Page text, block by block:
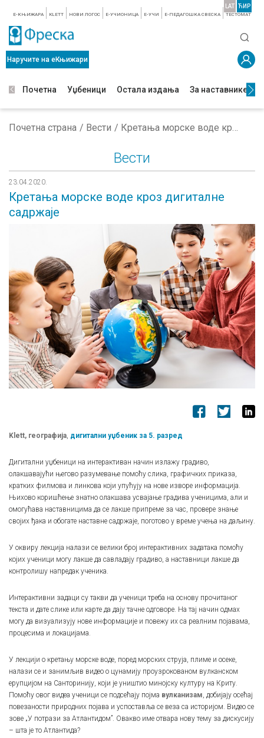
E-КЊИЖАРА KLETT НОВИ ЛОГОС E-УЧИОНИЦА E-УЧИ Е-ПЕДАГОШКА СВЕСКА TЕСТОМАТ
LAT ЋИР
Наручите на еКњижари
Почетна Уџбеници Остала издања За наставнике
Почетна страна Вести Кретања морске воде кроз дигиталне садржаје
Вести
23.04.2020.
Кретања морске воде кроз дигиталне
садржаје
Klett, географија, дигитални уџбеник за 5. разред
Дигитални уџбеници на интерактиван начин излажу градиво,
олакшавајући његово разумевање помоћу слика, графичких приказа,
кратких филмова и линкова који упућују на нове изворе информација.
Њихово коришћење знатно олакшава усвајање градива ученицима, али и
омогућава наставницима да се лакше припреме за час, провере знање
својих ђака и обогате наставне садржаје, поготово у време учења на даљину.
У оквиру лекција налази се велики број интерактивних задатака помоћу
којих ученици могу лакше да савладају градиво, а наставници лакше да
контролишу напредак ученика.
Интерактивни задаци су такви да ученици треба на основу прочитаног
текста и дате слике или карте да дају тачне одговоре. На тај начин одмах
могу да визуализују нове информације и повежу их са реалним појавама,
процесима и локацијама.
У лекцији о кретању морске воде, поред морских струја, плиме и осеке,
налази се и занимљив видео о цунамију проузрокованом вулканском
ерупцијом на Санторинију, који је уништио минојску културу на Криту.
Помоћу овог видеа ученици се подсећају појма вулканизам, добијају осећај
повезаности природних појава и успоставља се веза са историјом. Видео се
зове „У потрази за Атлантидом”. Овакво име отвара нову тему за дискусију
– шта је то Атлантида?